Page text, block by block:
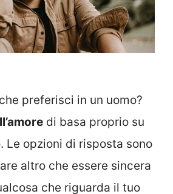
preferisci in un uomo?
di basa proprio su
Le opzioni di risposta sono
altro che essere sincera
che riguarda il tuo